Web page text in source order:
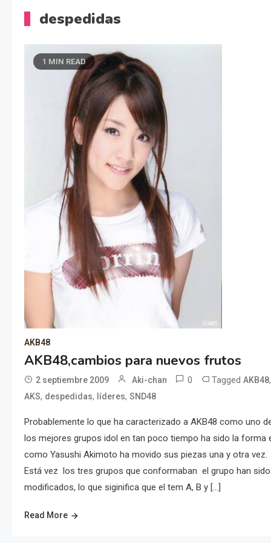
despedidas
1 MIN READ
AKB48
AKB48,cambios para nuevos frutos
2 septiembre 2009 Aki-chan 0 TaggedAKB48,
AKS, despedidas, líderes,SND48
Probablemente lo que ha caracterizado a AKB48 como uno
los mejores grupos idol en tan poco tiempo ha sido la forma
como Yasushi Akimoto ha movido sus piezas una y otra vez.
Está vez los tres grupos que conformaban el grupo han sido
modificados, lo que siginifica que el tem A, B y […]
Read More